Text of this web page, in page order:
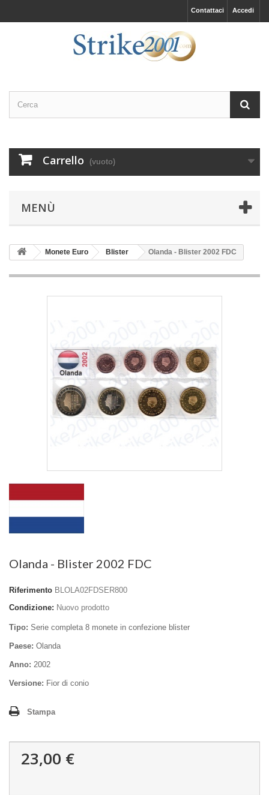
Accedi
Contattaci
Carrello (vuoto)
MENÙ
Monete Euro Blister Olanda - Blister 2002 FDC
Olanda - Blister 2002 FDC
Riferimento BLOLA02FDSER800
Condizione: Nuovo prodotto
Tipo: Serie completa 8 monete in confezione blister
Paese: Olanda
Anno: 2002
Versione: Fior di conio
Stampa
23,00 €